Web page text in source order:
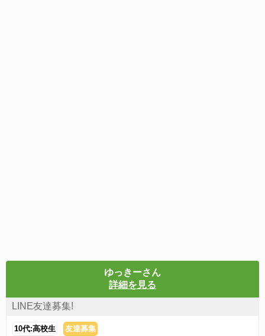
ゆっきーさん
詳細を見る
LINE友達募集!
10代:高校生 友達募集